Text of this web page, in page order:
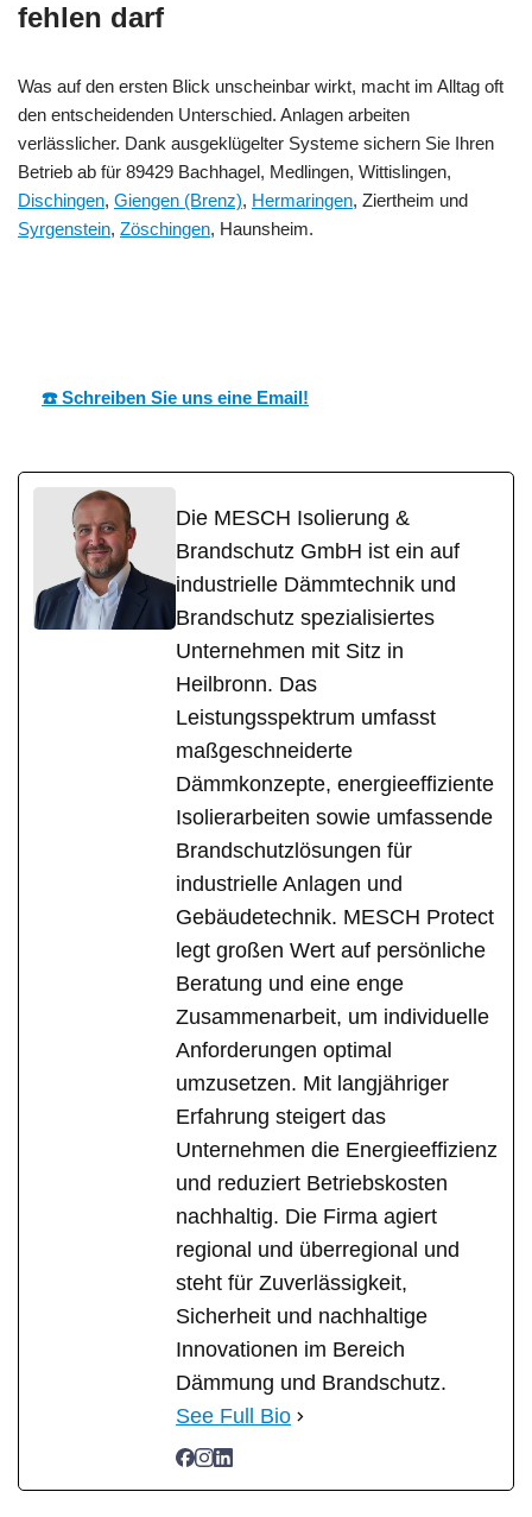
fehlen darf
Was auf den ersten Blick unscheinbar wirkt, macht im Alltag oft
den entscheidenden Unterschied. Anlagen arbeiten
verlässlicher. Dank ausgeklügelter Systeme sichern Sie Ihren
Betrieb ab für 89429 Bachhagel, Medlingen, Wittislingen,
Dischingen, Giengen (Brenz), Hermaringen, Ziertheim und
Syrgenstein, Zöschingen, Haunsheim.
☎️ Schreiben Sie uns eine Email!
Die MESCH Isolierung &
Brandschutz GmbH ist ein auf
industrielle Dämmtechnik und
Brandschutz spezialisiertes
Unternehmen mit Sitz in
Heilbronn. Das
Leistungsspektrum umfasst
maßgeschneiderte
Dämmkonzepte, energieeffiziente
Isolierarbeiten sowie umfassende
Brandschutzlösungen für
industrielle Anlagen und
Gebäudetechnik. MESCH Protect
legt großen Wert auf persönliche
Beratung und eine enge
Zusammenarbeit, um individuelle
Anforderungen optimal
umzusetzen. Mit langjähriger
Erfahrung steigert das
Unternehmen die Energieeffizienz
und reduziert Betriebskosten
nachhaltig. Die Firma agiert
regional und überregional und
steht für Zuverlässigkeit,
Sicherheit und nachhaltige
Innovationen im Bereich
Dämmung und Brandschutz.
See Full Bio